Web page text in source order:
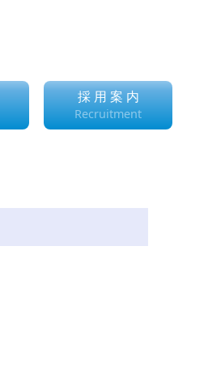
採 用 案 内
Recruitment